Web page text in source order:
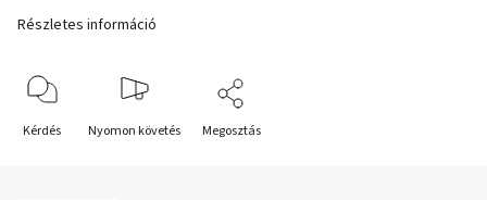
Részletes információ
Kérdés Nyomon követés Megosztás